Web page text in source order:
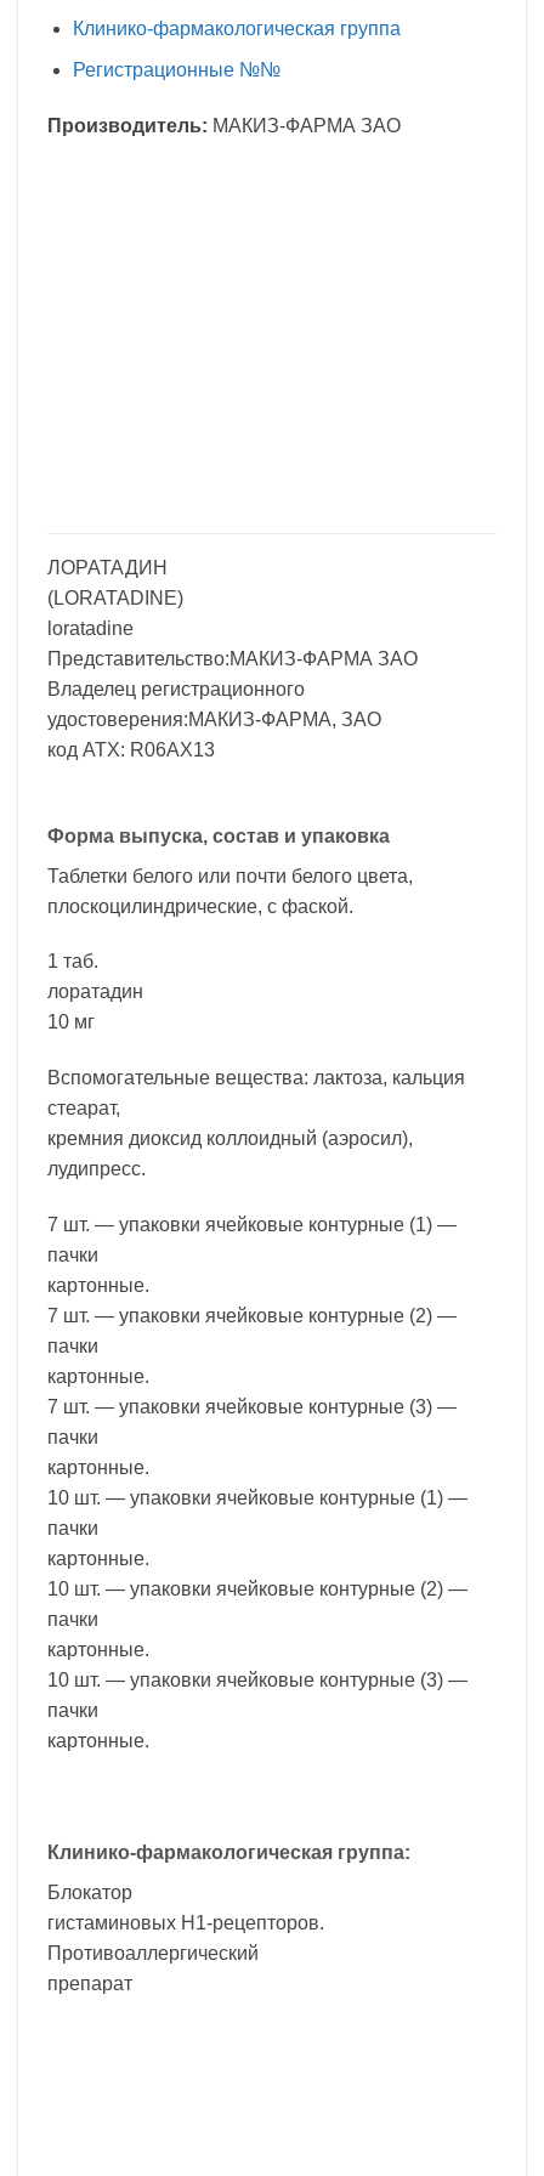
Клинико-фармакологическая группа
Регистрационные №№
Производитель: МАКИЗ-ФАРМА ЗАО
ЛОРАТАДИН
(LORATADINE)
loratadine
Представительство:МАКИЗ-ФАРМА ЗАО
Владелец регистрационного
удостоверения:МАКИЗ-ФАРМА, ЗАО
код ATX: R06AX13
Форма выпуска, состав и упаковка
Таблетки белого или почти белого цвета,
плоскоцилиндрические, с фаской.
1 таб.
лоратадин
10 мг
Вспомогательные вещества: лактоза, кальция
стеарат,
кремния диоксид коллоидный (аэросил),
лудипресс.
7 шт. — упаковки ячейковые контурные (1) —
пачки
картонные.
7 шт. — упаковки ячейковые контурные (2) —
пачки
картонные.
7 шт. — упаковки ячейковые контурные (3) —
пачки
картонные.
10 шт. — упаковки ячейковые контурные (1) —
пачки
картонные.
10 шт. — упаковки ячейковые контурные (2) —
пачки
картонные.
10 шт. — упаковки ячейковые контурные (3) —
пачки
картонные.
Клинико-фармакологическая группа:
Блокатор
гистаминовых Н1-рецепторов.
Противоаллергический
препарат